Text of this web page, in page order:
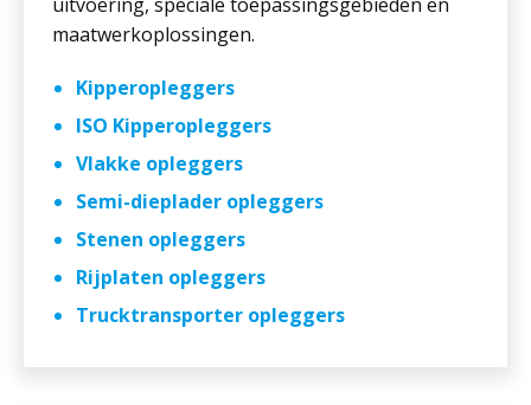
maatwerkoplossingen.
Kipperopleggers
ISO Kipperopleggers
Vlakke opleggers
Semi-dieplader opleggers
Stenen opleggers
Rijplaten opleggers
Trucktransporter opleggers